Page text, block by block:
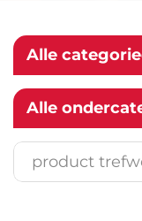
Over Ons
Producten
Toepassing
Alle
Alle